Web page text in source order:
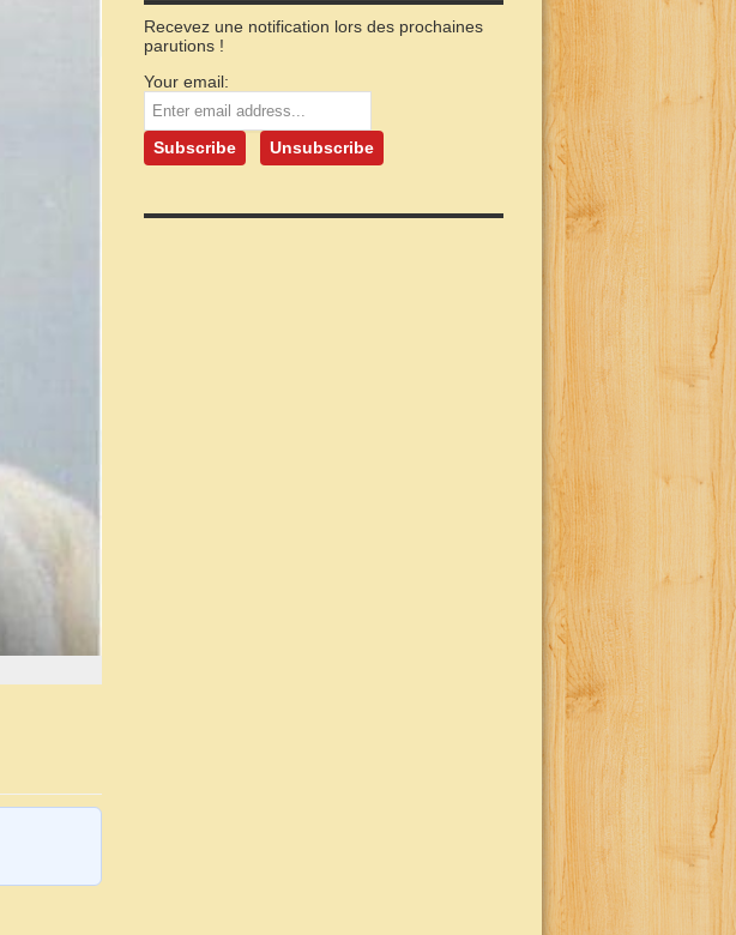
Recevez une notification lors des prochaines
parutions !
Your email: